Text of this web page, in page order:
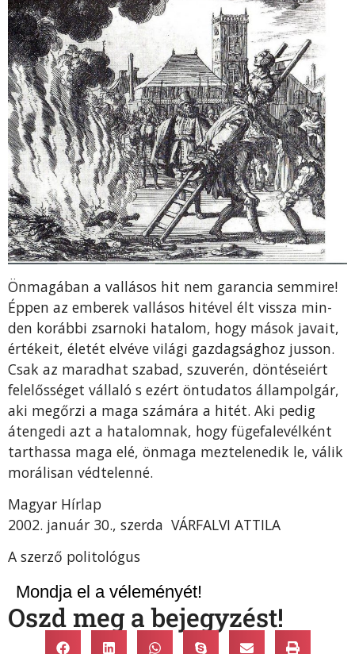
Önmagában a vallásos hit nem ga­rancia semmire!
Éppen az embe­rek vallásos hitével élt vissza min­
den korábbi zsarnoki hatalom, hogy mások javait,
értékeit, éle­tét elvéve világi gazdagsághoz jusson.
Csak az maradhat szabad, szuverén, döntéseiért
felelőssé­get vállaló s ezért öntudatos állampolgár,
aki megőrzi a maga számára a hitét. Aki pedig
áten­gedi azt a hatalomnak, hogy füge­falevélként
tarthassa maga elé, önmaga meztelenedik le, válik
morálisan védtelenné.
Magyar Hírlap
2002. január 30., szerda VÁRFALVI ATTILA
A szerző politológus
Mondja el a véleményét!
Oszd meg a bejegyzést!